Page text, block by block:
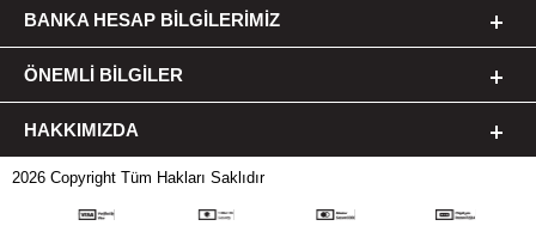
BANKA HESAP BILGILERIMIZ
ÖNEMLI BILGILER
HAKKIMIZDA
2026 Copyright Tüm Hakları Saklıdır